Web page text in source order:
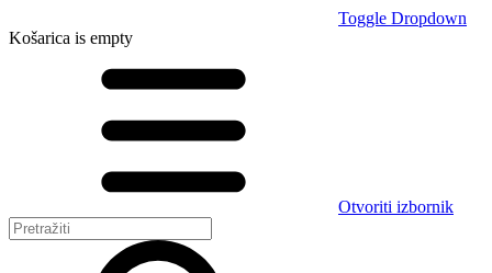
Toggle Dropdown
Košarica is empty
Otvoriti izbornik